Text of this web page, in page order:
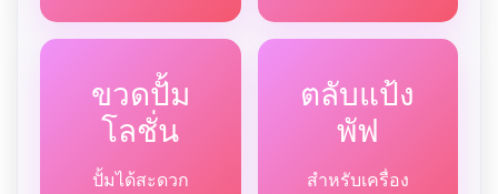
ขวดปั้ม
โลชั่น
ปั้มได้สะดวก
ตลับแป้ง
พัฟ
สำหรับเครื่อง